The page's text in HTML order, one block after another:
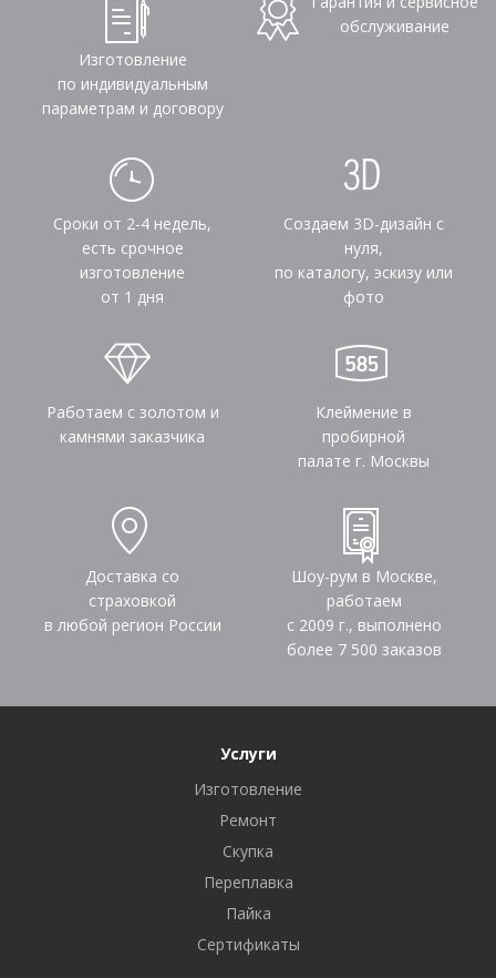
Изготовление
по индивидуальным
параметрам и договору
обслуживание
Сроки от 2-4 недель,
есть срочное
изготовление
от 1 дня
Создаем 3D-дизайн с
нуля,
по каталогу, эскизу или
фото
Работаем с золотом и
камнями заказчика
Клеймение в
пробирной
палате г. Москвы
Доставка со
страховкой
в любой регион России
Шоу-рум в Москве,
работаем
с 2009 г., выполнено
более 7 500 заказов
Услуги
Изготовление
Ремонт
Скупка
Переплавка
Пайка
Сертификаты